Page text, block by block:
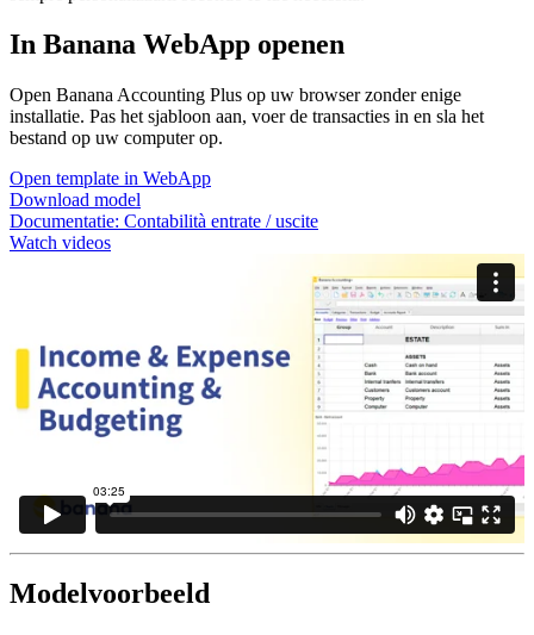
In Banana WebApp openen
Open Banana Accounting Plus op uw browser zonder enige
installatie. Pas het sjabloon aan, voer de transacties in en sla het
bestand op uw computer op.
Open template in WebApp
Download model
Documentatie: Contabilità entrate / uscite
Watch videos
Modelvoorbeeld